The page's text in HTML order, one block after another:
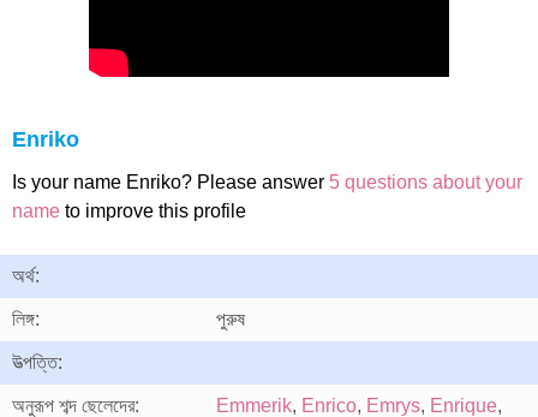
Enriko
Is your name Enriko? Please answer 5 questions about your
name to improve this profile
অর্থ:
লিঙ্গ: পুরুষ
উত্পত্তি:
অনুরূপ শব্দ ছেলেদের: Emmerik, Enrico, Emrys, Enrique,